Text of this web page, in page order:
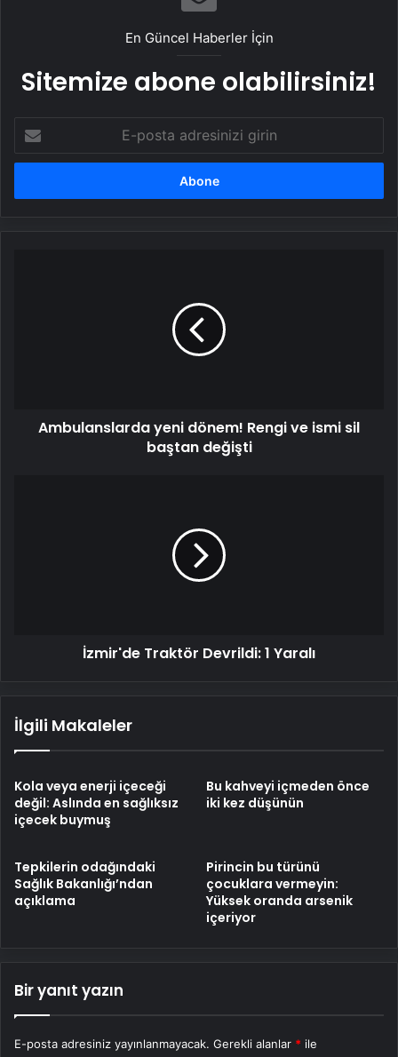
En Güncel Haberler İçin
Sitemize abone olabilirsiniz!
posta
adresinizi
Ambulanslarda yeni dönem! Rengi ve ismi sil
baştan değişti
İzmir'de Traktör Devrildi: 1 Yaralı
İlgili Makaleler
Kola veya enerji içeceği
değil: Aslında en sağlıksız
içecek buymuş
Bu kahveyi içmeden önce
iki kez düşünün
Tepkilerin odağındaki
Sağlık Bakanlığı’ndan
açıklama
Pirincin bu türünü
çocuklara vermeyin:
Yüksek oranda arsenik
içeriyor
Bir yanıt yazın
E-posta adresiniz yayınlanmayacak. Gerekli alanlar * ile